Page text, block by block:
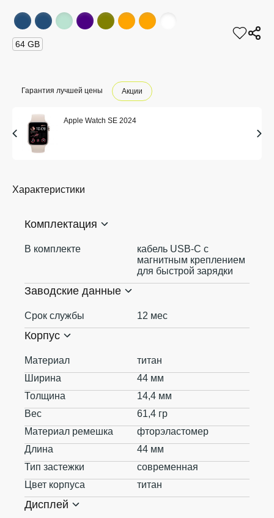
64 GB
Гарантия лучшей цены Акции
Apple Watch SE 2024
Характеристики
Комплектация
В комплекте
кабель USB‑C с
магнитным креплением
для быстрой зарядки
Заводские данные
Срок службы 12 мес
Корпус
Материал
титан
Ширина
44 мм
Толщина
14,4 мм
Вес
61,4 гр
Материал ремешка
фторэластомер
Длина
44 мм
Тип застежки
современная
Цвет корпуса
титан
Дисплей